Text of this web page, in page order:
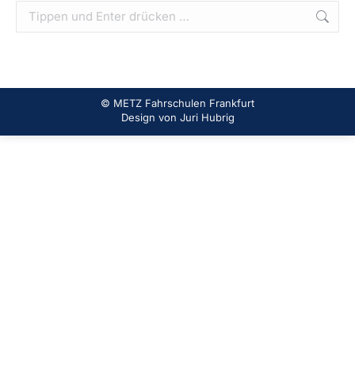
Search:
© METZ Fahrschulen Frankfurt
Design von Juri Hubrig